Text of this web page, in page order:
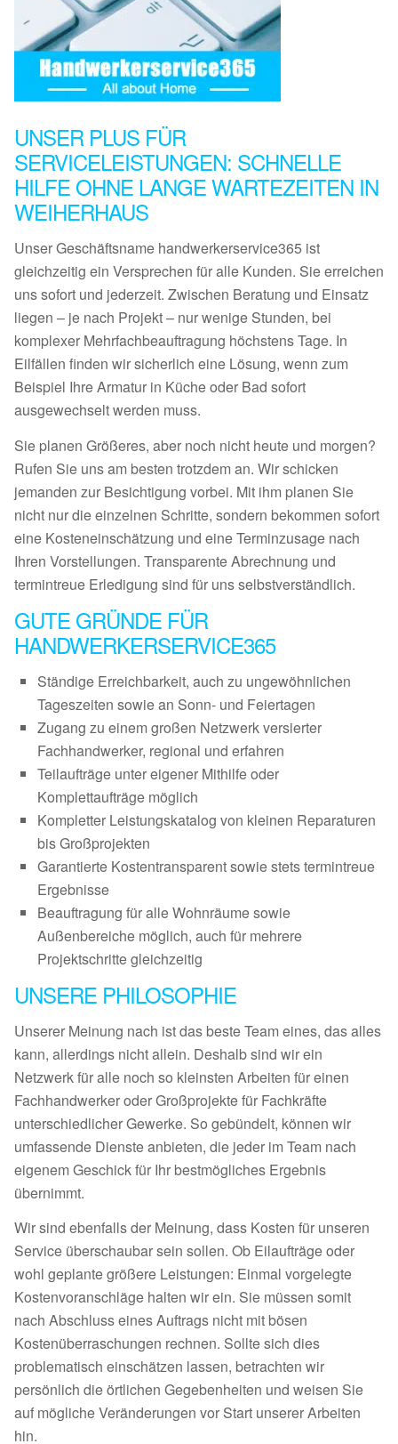
UNSER PLUS FÜR
SERVICELEISTUNGEN: SCHNELLE
HILFE OHNE LANGE WARTEZEITEN IN
WEIHERHAUS
Unser Geschäftsname handwerkerservice365 ist
gleichzeitig ein Versprechen für alle Kunden. Sie erreichen
uns sofort und jederzeit. Zwischen Beratung und Einsatz
liegen – je nach Projekt – nur wenige Stunden, bei
komplexer Mehrfachbeauftragung höchstens Tage. In
Eilfällen finden wir sicherlich eine Lösung, wenn zum
Beispiel Ihre Armatur in Küche oder Bad sofort
ausgewechselt werden muss.
Sie planen Größeres, aber noch nicht heute und morgen?
Rufen Sie uns am besten trotzdem an. Wir schicken
jemanden zur Besichtigung vorbei. Mit ihm planen Sie
nicht nur die einzelnen Schritte, sondern bekommen sofort
eine Kosteneinschätzung und eine Terminzusage nach
Ihren Vorstellungen. Transparente Abrechnung und
termintreue Erledigung sind für uns selbstverständlich.
GUTE GRÜNDE FÜR
HANDWERKERSERVICE365
Ständige Erreichbarkeit, auch zu ungewöhnlichen
Tageszeiten sowie an Sonn- und Feiertagen
Zugang zu einem großen Netzwerk versierter
Fachhandwerker, regional und erfahren
Teilaufträge unter eigener Mithilfe oder
Komplettaufträge möglich
Kompletter Leistungskatalog von kleinen Reparaturen
bis Großprojekten
Garantierte Kostentransparent sowie stets termintreue
Ergebnisse
Beauftragung für alle Wohnräume sowie
Außenbereiche möglich, auch für mehrere
Projektschritte gleichzeitig
UNSERE PHILOSOPHIE
Unserer Meinung nach ist das beste Team eines, das alles
kann, allerdings nicht allein. Deshalb sind wir ein
Netzwerk für alle noch so kleinsten Arbeiten für einen
Fachhandwerker oder Großprojekte für Fachkräfte
unterschiedlicher Gewerke. So gebündelt, können wir
umfassende Dienste anbieten, die jeder im Team nach
eigenem Geschick für Ihr bestmögliches Ergebnis
übernimmt.
Wir sind ebenfalls der Meinung, dass Kosten für unseren
Service überschaubar sein sollen. Ob Eilaufträge oder
wohl geplante größere Leistungen: Einmal vorgelegte
Kostenvoranschläge halten wir ein. Sie müssen somit
nach Abschluss eines Auftrags nicht mit bösen
Kostenüberraschungen rechnen. Sollte sich dies
problematisch einschätzen lassen, betrachten wir
persönlich die örtlichen Gegebenheiten und weisen Sie
auf mögliche Veränderungen vor Start unserer Arbeiten
hin.